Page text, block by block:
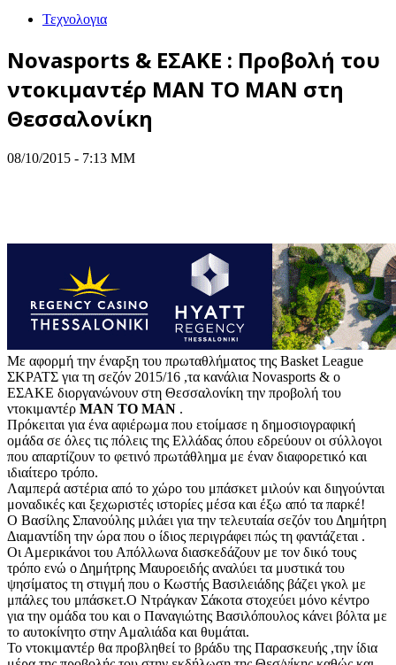
Τεχνολογια
Novasports & ΕΣΑΚΕ : Προβολή του
ντοκιμαντέρ MAN TO MAN στη
Θεσσαλονίκη
08/10/2015 - 7:13 ΜΜ
Με αφορμή την έναρξη του πρωταθλήματος της Basket League
ΣΚΡΑΤΣ για τη σεζόν 2015/16 ,τα κανάλια Novasports & ο
ΕΣΑΚΕ διοργανώνουν στη Θεσσαλονίκη την προβολή του
ντοκιμαντέρ MAN TO MAN .
Πρόκειται για ένα αφιέρωμα που ετοίμασε η δημοσιογραφική
ομάδα σε όλες τις πόλεις της Ελλάδας όπου εδρεύουν οι σύλλογοι
που απαρτίζουν το φετινό πρωτάθλημα με έναν διαφορετικό και
ιδιαίτερο τρόπο.
Λαμπερά αστέρια από το χώρο του μπάσκετ μιλούν και διηγούνται
μοναδικές και ξεχωριστές ιστορίες μέσα και έξω από τα παρκέ!
Ο Βασίλης Σπανούλης μιλάει για την τελευταία σεζόν του Δημήτρη
Διαμαντίδη την ώρα που ο ίδιος περιγράφει πώς τη φαντάζεται .
Οι Αμερικάνοι του Απόλλωνα διασκεδάζουν με τον δικό τους
τρόπο ενώ ο Δημήτρης Μαυροειδής αναλύει τα μυστικά του
ψησίματος τη στιγμή που ο Κωστής Βασιλειάδης βάζει γκολ με
μπάλες του μπάσκετ.Ο Ντράγκαν Σάκοτα στοχεύει μόνο κέντρο
για την ομάδα του και ο Παναγιώτης Βασιλόπουλος κάνει βόλτα με
το αυτοκίνητο στην Αμαλιάδα και θυμάται.
Το ντοκιμαντέρ θα προβληθεί το βράδυ της Παρασκευής ,την ίδια